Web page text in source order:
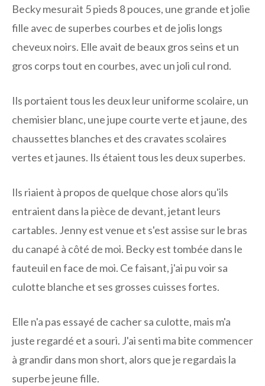
Becky mesurait 5 pieds 8 pouces, une grande et jolie
fille avec de superbes courbes et de jolis longs
cheveux noirs. Elle avait de beaux gros seins et un
gros corps tout en courbes, avec un joli cul rond.
Ils portaient tous les deux leur uniforme scolaire, un
chemisier blanc, une jupe courte verte et jaune, des
chaussettes blanches et des cravates scolaires
vertes et jaunes. Ils étaient tous les deux superbes.
Ils riaient à propos de quelque chose alors qu'ils
entraient dans la pièce de devant, jetant leurs
cartables. Jenny est venue et s'est assise sur le bras
du canapé à côté de moi. Becky est tombée dans le
fauteuil en face de moi. Ce faisant, j'ai pu voir sa
culotte blanche et ses grosses cuisses fortes.
Elle n'a pas essayé de cacher sa culotte, mais m'a
juste regardé et a souri. J'ai senti ma bite commencer
à grandir dans mon short, alors que je regardais la
superbe jeune fille.